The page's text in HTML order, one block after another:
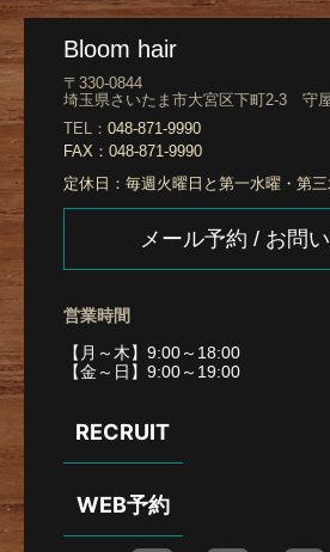
Bloom hair
〒330-0844
埼玉県さいたま市大宮区下町2-3 守
TEL： 048-871-9990
FAX： 048-871-9990
定休日： 毎週火曜日と第一水曜・第
メール予約 / お問
営業時間
【月～木】9:00～18:00
【金～日】9:00～19:00
RECRUIT
WEB予約